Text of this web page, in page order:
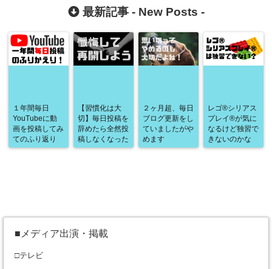
る。
最新記事 - New Posts -
１年間毎日
YouTubeに動
画を投稿してみ
てのふり返り
【習慣化は大
切】毎日投稿を
辞めたら全然投
稿しなくなった
２ヶ月超、毎日
ブログ更新をし
ていましたがや
めます
レゴ®シリアス
プレイ®が気に
なるけど独習で
きないのかな
■メディア出演・掲載
□テレビ